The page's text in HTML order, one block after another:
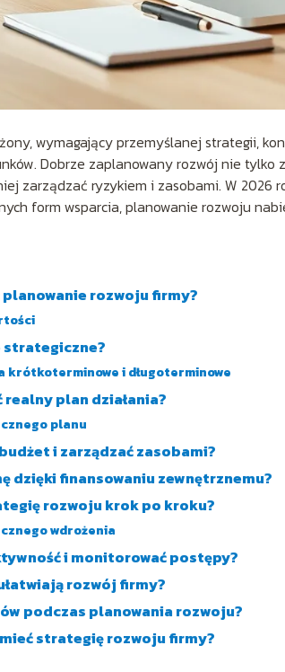
wymagający przemyślanej strategii,
Dobrze zaplanowany rozwój nie tylko
zarządzać ryzykiem i zasobami. W 2026
form wsparcia, planowanie rozwoju
planowanie rozwoju firmy?
strategiczne?
krótkoterminowe i długoterminowe
plan działania?
planu
i zarządzać zasobami?
dzięki finansowaniu zewnętrznemu?
rozwoju krok po kroku?
wdrożenia
i monitorować postępy?
rozwój firmy?
podczas planowania rozwoju?
strategię rozwoju firmy?